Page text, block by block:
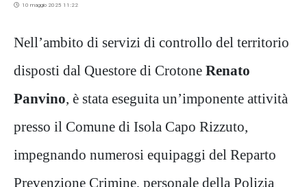
10 maggio 2025 11:22
Nell’ambito di servizi di controllo del territorio
disposti dal Questore di Crotone Renato
Panvino, è stata eseguita un’imponente attività
presso il Comune di Isola Capo Rizzuto,
impegnando numerosi equipaggi del Reparto
Prevenzione Crimine, personale della Polizia